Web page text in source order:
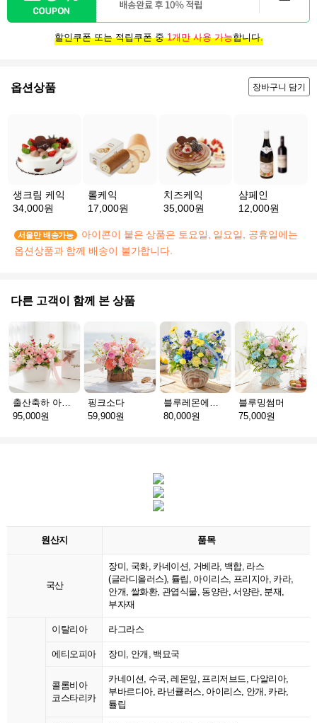
할인쿠폰 또는 적립쿠폰 중1개만 사용 가능합니다.
옵션상품 장바구니 담기
생크림 케익
34,000원
롤케익
17,000원
치즈케익
35,000원
샴페인
12,000원
서울만 배송가능
아이콘이 붙은 상품은 토요일, 일요일, 공휴일에는
옵션상품과 함께 배송이 불가합니다.
다른 고객이 함께 본 상품
95,000원
핑크소다
59,900원
80,000원
블루밍썸머
75,000원
원산지 품목
국산
장미, 국화, 카네이션, 거베라, 백합, 라스
(글라디올러스), 튤립, 아이리스, 프리지아, 카라,
안개, 쌀화환, 관엽식물, 동양란, 서양란, 분재,
부자재
이탈리아 라그라스
에티오피아 장미, 안개, 백묘국
콜롬비아
코스타리카
카네이션, 수국, 레몬잎, 프리저브드, 다알리아,
부바르디아, 라넌큘러스, 아이리스, 안개, 카라,
튤립